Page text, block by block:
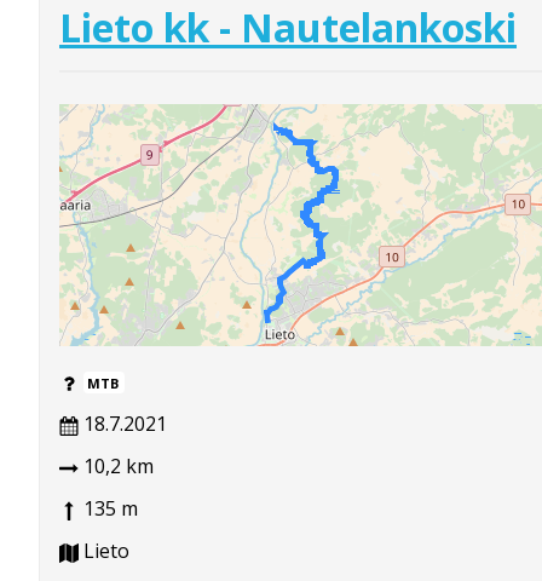
Lieto kk - Nautelankoski
MTB
18.7.2021
10,2 km
135 m
Lieto